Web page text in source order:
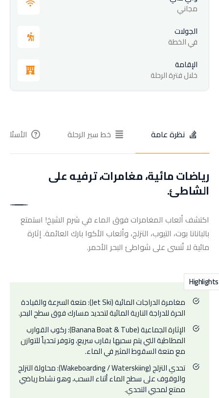
مجاني
الجولات
في الخطة
الإقامة
خلال فترة الرحلة
نظرة عامة خط سير الرحلة الأسئلة
رياضات مائية، مغامرات، ترفيه على
الشاطئ.
اكتشف ألعاب المغامرات فوق الماء في شرم الشيخ! استمتع
بالبانانا بوت، التيوب، التزلج، وألعاب الأكوا بارك العائمة. إثارة
مائية لا تُنسى على شواطئ البحر الأحمر.
Highlights
مغامرة الدراجات المائية (Jet Ski): متعة السرعة والقيادة
الحرة للدراجة النارية المائية لتحديد مسارك فوق سطح البحر.
الإثارة الجماعية (Banana Boat & Tube): ركوب القوارب
المطاطية التي يتم سحبها بقارب سريع، وتوفر تحدياً للتوازن
مع متعة السقوط المثير في الماء.
تحدي التزلج (Wakeboarding / Waterskiing): محاولة التزلج
والوقوف على سطح الماء أثناء السحب، وهو نشاط رياضي
ممتع لمحبي التحدي.